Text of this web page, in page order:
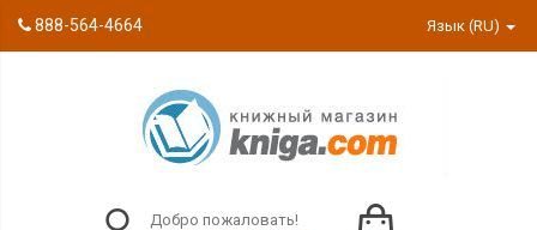
888-564-4664 Язык (RU)
Добро пожаловать!